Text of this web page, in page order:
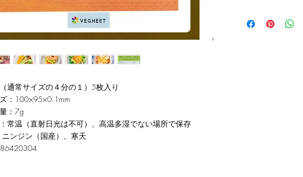
通常サイズの４分の１）5枚入り
：100×95×0.1mm
：7g
常温（直射日光は不可）、高温多湿でない場所で保存
ニンジン（国産）、寒天
タンパク質 0.04g